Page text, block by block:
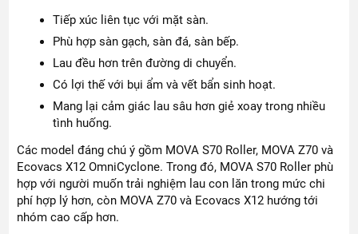
Tiếp xúc liên tục với mặt sàn.
Phù hợp sàn gạch, sàn đá, sàn bếp.
Lau đều hơn trên đường di chuyển.
Có lợi thế với bụi ẩm và vết bẩn sinh hoạt.
Mang lại cảm giác lau sâu hơn giẻ xoay trong nhiều
tình huống.
Các model đáng chú ý gồm MOVA S70 Roller, MOVA Z70 và
Ecovacs X12 OmniCyclone. Trong đó, MOVA S70 Roller phù
hợp với người muốn trải nghiệm lau con lăn trong mức chi
phí hợp lý hơn, còn MOVA Z70 và Ecovacs X12 hướng tới
nhóm cao cấp hơn.